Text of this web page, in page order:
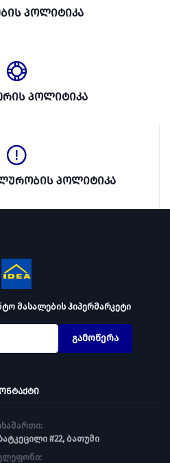
პოლიტიკა
პოლიტიკა
პოლიტიკა
მასალების ჰიპერმარკეტი
გამოწერა
#22, ბათუმი